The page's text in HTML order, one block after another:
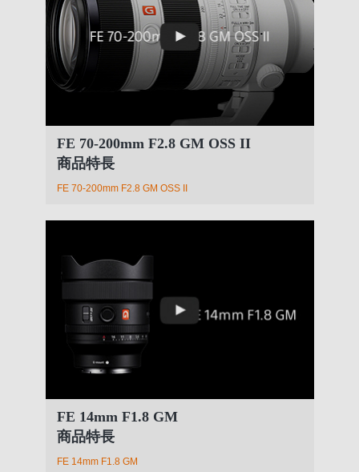
FE 70-200mm F2.8 GM OSS II
商品特長
FE 70-200mm F2.8 GM OSS II
FE 14mm F1.8 GM
商品特長
FE 14mm F1.8 GM